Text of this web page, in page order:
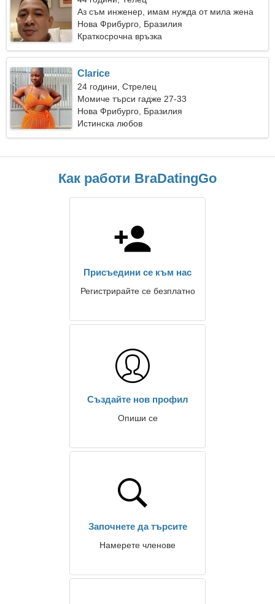
Аз съм инженер, имам нужда от мила жена
Нова Фрибурго, Бразилия
Краткосрочна връзка
Clarice
24 години, Стрелец
Момиче търси гадже 27-33
Нова Фрибурго, Бразилия
Истинска любов
Как работи BraDatingGo
Присъедини се към нас
Регистрирайте се безплатно
Създайте нов профил
Опиши се
Започнете да търсите
Намерете членове